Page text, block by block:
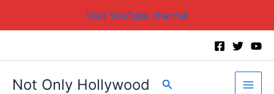
Visit YouTube channel
Not Only Hollywood Search